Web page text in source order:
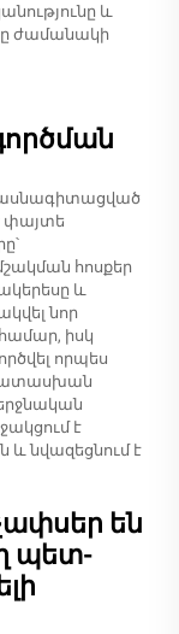
և
ժամանակի
մասնագիտացված
փայտե
հոսքեր
և
նոր
իսկ
որպես
է
և նվազեցնում է
են
պետ-